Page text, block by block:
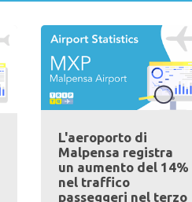
L'aeroporto di
Malpensa registra
un aumento del 14%
nel traffico
passeggeri nel terzo